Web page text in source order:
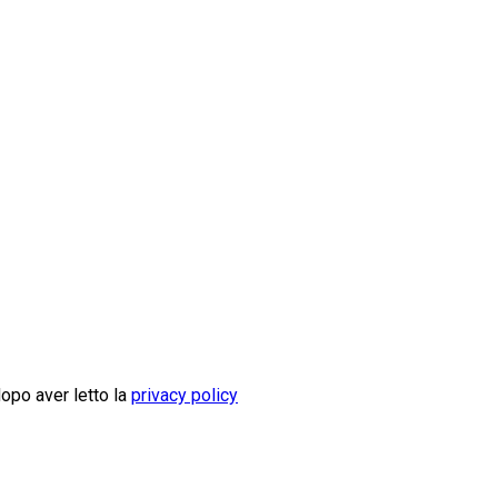
aver letto la privacy policy